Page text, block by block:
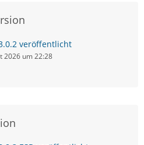
veröffentlicht
2026 um 22:28